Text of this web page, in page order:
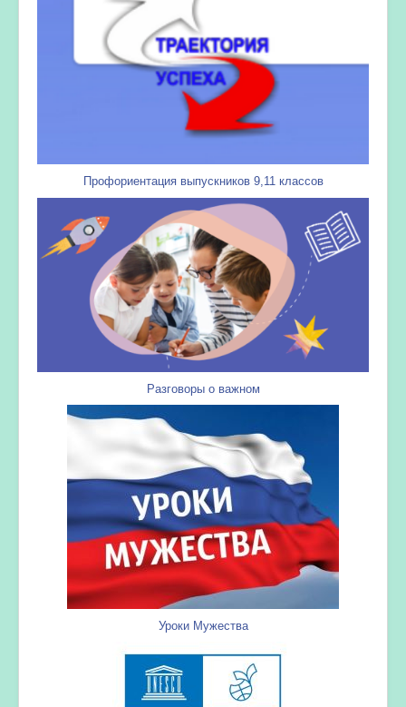
Профориентация выпускников 9,11 классов
Разговоры о важном
Уроки Мужества